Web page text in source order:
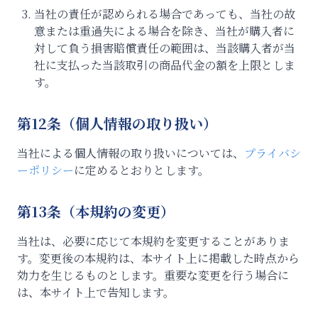
当社の責任が認められる場合であっても、当社の故
意または重過失による場合を除き、当社が購入者に
対して負う損害賠償責任の範囲は、当該購入者が当
社に支払った当該取引の商品代金の額を上限としま
す。
第12条（個人情報の取り扱い）
当社による個人情報の取り扱いについては、 プライバシ
ーポリシーに定めるとおりとします。
第13条（本規約の変更）
当社は、必要に応じて本規約を変更することがありま
す。変更後の本規約は、本サイト上に掲載した時点から
効力を生じるものとします。重要な変更を行う場合に
は、本サイト上で告知します。